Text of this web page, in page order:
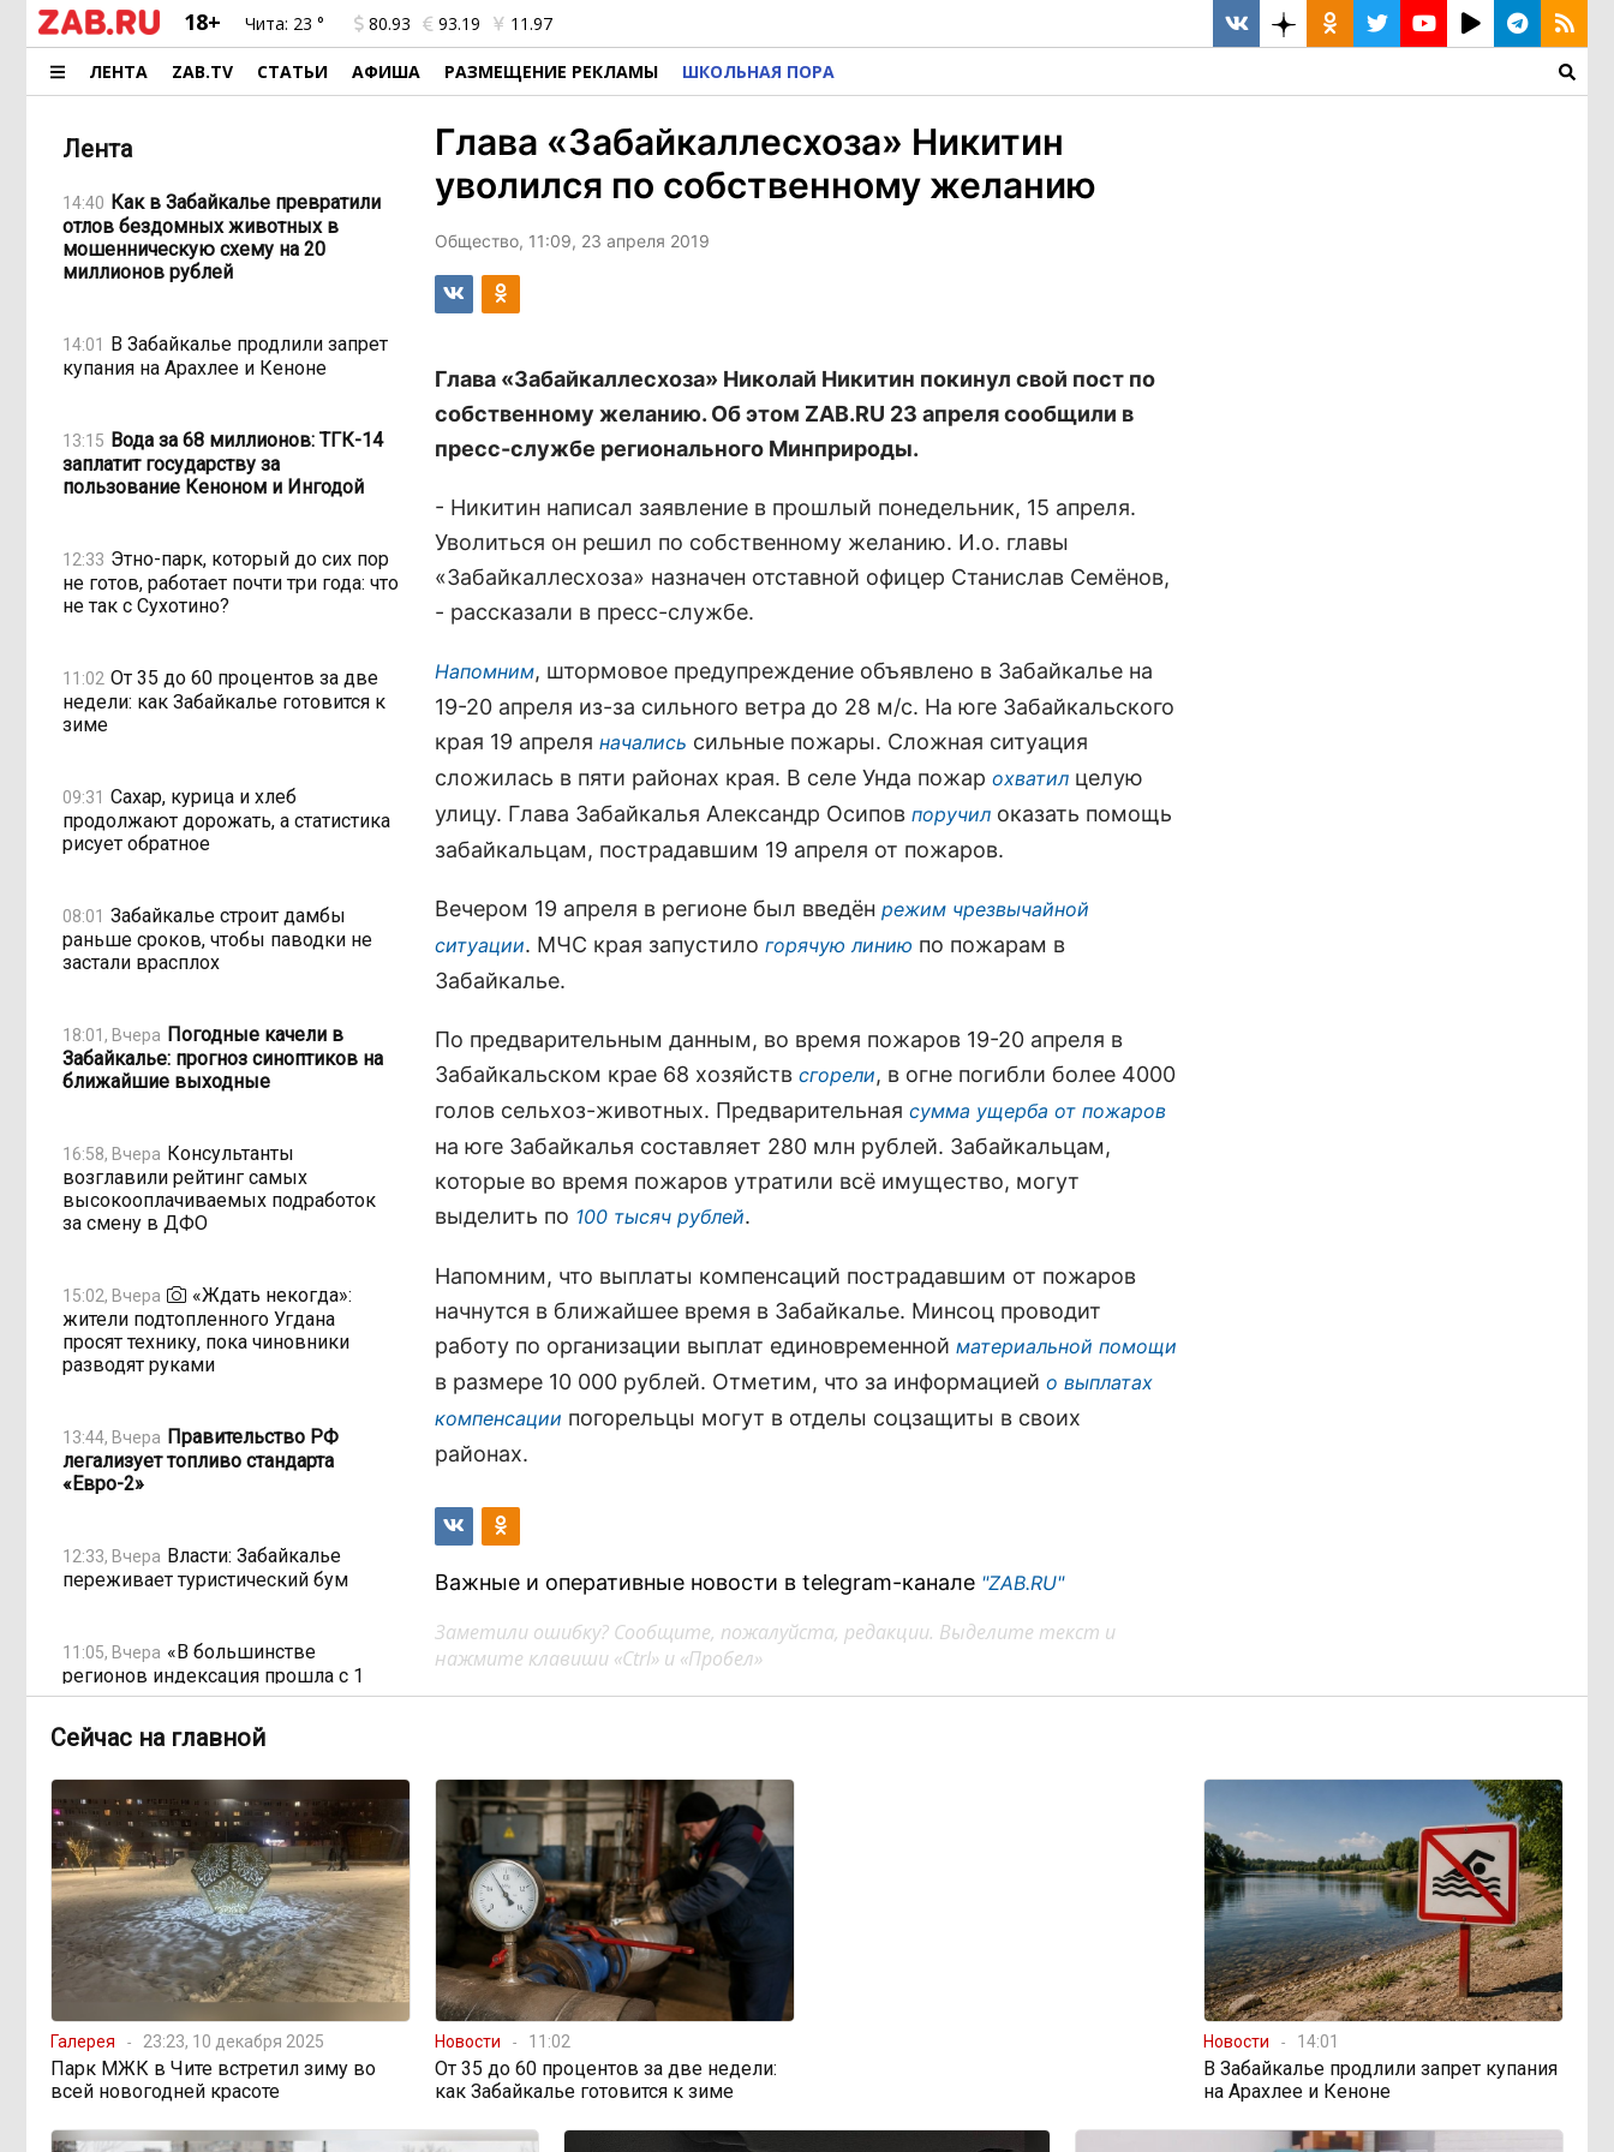
18+ Чита: 23 ° 80.93 93.19 11.97
ЛЕНТА ZAB.TV СТАТЬИ АФИША РАЗМЕЩЕНИЕ РЕКЛАМЫ ШКОЛЬНАЯ ПОРА
Лента
14:40 Как в Забайкалье превратили
отлов бездомных животных в
мошенническую схему на 20
миллионов рублей
14:01 В Забайкалье продлили запрет
купания на Арахлее и Кеноне
13:15 Вода за 68 миллионов: ТГК-14
заплатит государству за
пользование Кеноном и Ингодой
12:33 Этно-парк, который до сих пор
не готов, работает почти три года: что
не так с Сухотино?
11:02 От 35 до 60 процентов за две
недели: как Забайкалье готовится к
зиме
09:31 Сахар, курица и хлеб
продолжают дорожать, а статистика
рисует обратное
08:01 Забайкалье строит дамбы
раньше сроков, чтобы паводки не
застали врасплох
18:01, Вчера Погодные качели в
Забайкалье: прогноз синоптиков на
ближайшие выходные
16:58, Вчера Консультанты
возглавили рейтинг самых
высокооплачиваемых подработок
за смену в ДФО
15:02, Вчера
«Ждать некогда»:
жители подтопленного Угдана
просят технику, пока чиновники
разводят руками
13:44, Вчера Правительство РФ
легализует топливо стандарта
«Евро-2»
12:33, Вчера Власти: Забайкалье
переживает туристический бум
11:05, Вчера «В большинстве
регионов индексация прошла с 1
января»: почему Забайкалье
задержало повышение зарплат
бюджетникам
10:16, Вчера
В Каларском округе
подрядчик и чиновник попали под
уголовные дела
08:38, Вчера 598 миллионов улетели в
Омск: как Забайкалье провалило
«Чистый воздух»
08:15, Вчера Депутат Госдумы
объяснил «неполноценность»
женщин библейским сюжетом
Глава «Забайкаллесхоза» Никитин
уволился по собственному желанию
Общество, 11:09, 23 апреля 2019
Глава «Забайкаллесхоза» Николай Никитин покинул свой пост по
собственному желанию. Об этом ZAB.RU 23 апреля сообщили в
пресс-службе регионального Минприроды.
- Никитин написал заявление в прошлый понедельник, 15 апреля.
Уволиться он решил по собственному желанию. И.о. главы
«Забайкаллесхоза» назначен отставной офицер Станислав Семёнов,
- рассказали в пресс-службе.
Напомним, штормовое предупреждение объявлено в Забайкалье на
19-20 апреля из-за сильного ветра до 28 м/с. На юге Забайкальского
края 19 апреля начались сильные пожары. Сложная ситуация
сложилась в пяти районах края. В селе Унда пожар охватил целую
улицу. Глава Забайкалья Александр Осипов поручил оказать помощь
забайкальцам, пострадавшим 19 апреля от пожаров.
Вечером 19 апреля в регионе был введён режим чрезвычайной
ситуации. МЧС края запустило горячую линию по пожарам в
Забайкалье.
По предварительным данным, во время пожаров 19-20 апреля в
Забайкальском крае 68 хозяйств сгорели, в огне погибли более 4000
голов сельхоз-животных. Предварительная сумма ущерба от пожаров
на юге Забайкалья составляет 280 млн рублей. Забайкальцам,
которые во время пожаров утратили всё имущество, могут
выделить по 100 тысяч рублей.
Напомним, что выплаты компенсаций пострадавшим от пожаров
начнутся в ближайшее время в Забайкалье. Минсоц проводит
работу по организации выплат единовременной материальной помощи
в размере 10 000 рублей. Отметим, что за информацией о выплатах
компенсации погорельцы могут в отделы соцзащиты в своих
районах.
Важные и оперативные новости в telegram-канале "ZAB.RU"
Заметили ошибку? Сообщите, пожалуйста, редакции. Выделите текст и
нажмите клавиши «Ctrl» и «Пробел»
Сейчас на главной
Галерея 23:23, 10 декабря 2025
Парк МЖК в Чите встретил зиму во
всей новогодней красоте
Новости 11:02
От 35 до 60 процентов за две недели:
как Забайкалье готовится к зиме
Новости 14:01
В Забайкалье продлили запрет купания
на Арахлее и Кеноне